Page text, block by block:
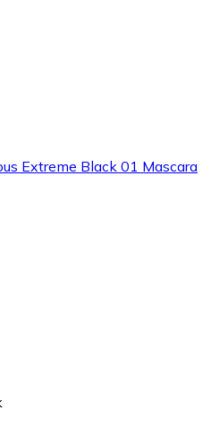
Extreme Black 01 Mascara